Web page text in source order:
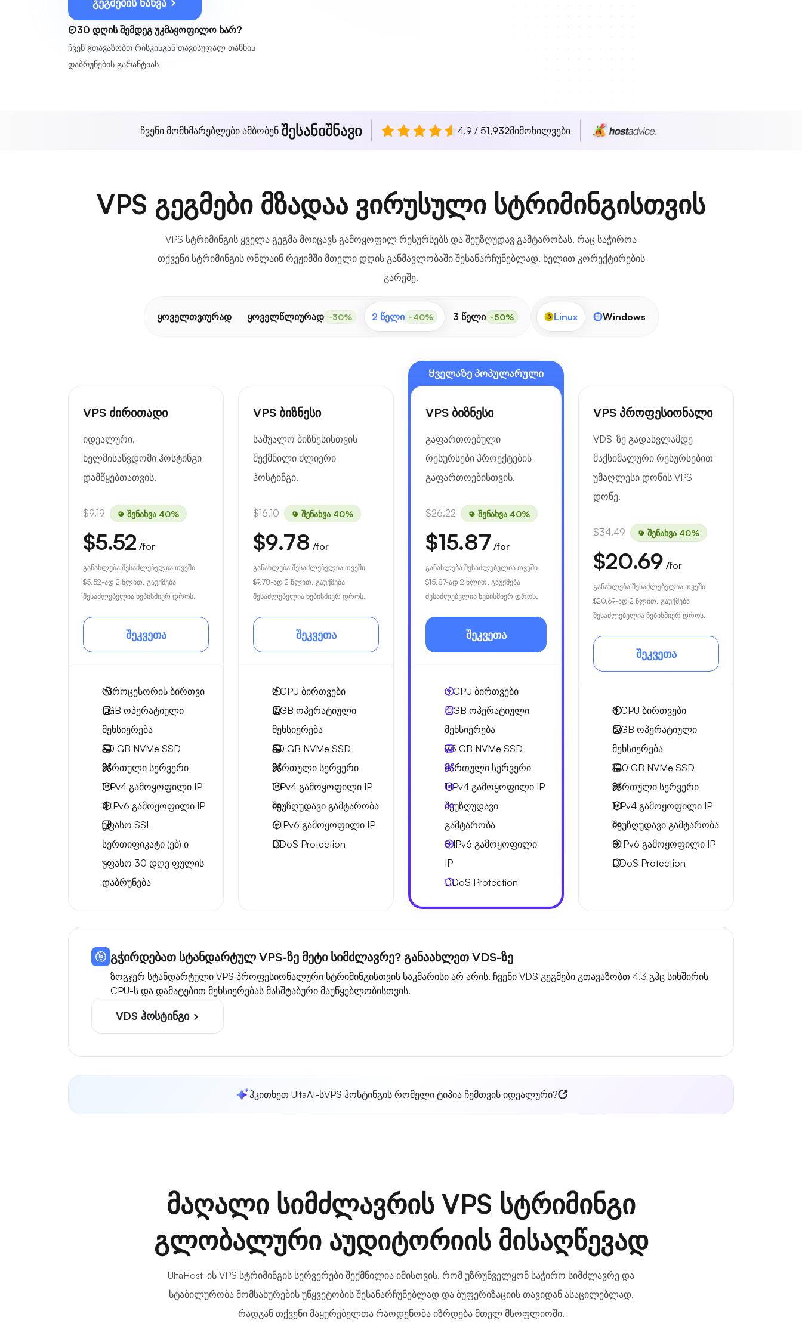
30 დღის შემდეგ უკმაყოფილო ხარ?
ჩვენ გთავაზობთ რისკისგან თავისუფალ თანხის
დაბრუნების გარანტიას
ჩვენი მომხმარებლები ამბობენ შესანიშნავი 4.9 / 51,932მიმოხილვები
VPS გეგმები მზადაა ვირუსული სტრიმინგისთვის
VPS სტრიმინგის ყველა გეგმა მოიცავს გამოყოფილ რესურსებს და შეუზღუდავ გამტარობას, რაც საჭიროა
თქვენი სტრიმინგის ონლაინ რეჟიმში მთელი დღის განმავლობაში შესანარჩუნებლად, ხელით კორექტირების
გარეშე.
ყოველთვიურად ყოველწლიურად -30% 2 წელი -40% 3 წელი -50% Linux Windows
VPS ძირითადი
იდეალური,
ხელმისაწვდომი ჰოსტინგი
დამწყებთათვის.
$9.19 შენახვა 40%
$5.52 /for
განახლება შესაძლებელია თვეში
$5.52-ად 2 წლით. გაუქმება
შესაძლებელია ნებისმიერ დროს.
შეკვეთა
1პროცესორის ბირთვი
1 GB ოპერატიული
მეხსიერება
30 GB NVMe SSD
მართული სერვერი
1 IPv4 გამოყოფილი IP
4 IPv6 გამოყოფილი IP
უფასო SSL
სერთიფიკატი (ებ) ი
უფასო 30 დღე ფულის
დაბრუნება
VPS ბიზნესი
საშუალო ბიზნესისთვის
შექმნილი ძლიერი
ჰოსტინგი.
$16.10 შენახვა 40%
$9.78 /for
განახლება შესაძლებელია თვეში
$9.78-ად 2 წლით. გაუქმება
შესაძლებელია ნებისმიერ დროს.
შეკვეთა
2CPU ბირთვები
2 GB ოპერატიული
მეხსიერება
50 GB NVMe SSD
მართული სერვერი
1 IPv4 გამოყოფილი IP
შეუზღუდავი გამტარობა
6 IPv6 გამოყოფილი IP
DDoS Protection
Ყველაზე პოპულარული
VPS ბიზნესი
გაფართოებული
რესურსები პროექტების
გაფართოებისთვის.
$26.22 შენახვა 40%
$15.87 /for
განახლება შესაძლებელია თვეში
$15.87-ად 2 წლით. გაუქმება
შესაძლებელია ნებისმიერ დროს.
შეკვეთა
3CPU ბირთვები
4 GB ოპერატიული
მეხსიერება
75 GB NVMe SSD
მართული სერვერი
1 IPv4 გამოყოფილი IP
შეუზღუდავი
გამტარობა
8 IPv6 გამოყოფილი
IP
DDoS Protection
VPS პროფესიონალი
VDS-ზე გადასვლამდე
მაქსიმალური რესურსებით
უმაღლესი დონის VPS
დონე.
$34.49 შენახვა 40%
$20.69 /for
განახლება შესაძლებელია თვეში
$20.69-ად 2 წლით. გაუქმება
შესაძლებელია ნებისმიერ დროს.
შეკვეთა
4CPU ბირთვები
6 GB ოპერატიული
მეხსიერება
100 GB NVMe SSD
მართული სერვერი
1 IPv4 გამოყოფილი IP
შეუზღუდავი გამტარობა
8 IPv6 გამოყოფილი IP
DDoS Protection
გჭირდებათ სტანდარტულ VPS-ზე მეტი სიმძლავრე? განაახლეთ VDS-ზე
ზოგჯერ სტანდარტული VPS პროფესიონალური სტრიმინგისთვის საკმარისი არ არის. ჩვენი VDS გეგმები გთავაზობთ 4.3 გჰც სიხშირის
CPU-ს და დამატებით მეხსიერებას მასშტაბური მაუწყებლობისთვის.
VDS ჰოსტინგი
ჰკითხეთ UltaAI-სVPS ჰოსტინგის რომელი ტიპია ჩემთვის იდეალური?
მაღალი სიმძლავრის VPS სტრიმინგი
გლობალური აუდიტორიის მისაღწევად
UltaHost-ის VPS სტრიმინგის სერვერები შექმნილია იმისთვის, რომ უზრუნველყონ საჭირო სიმძლავრე და
სტაბილურობა მომსახურების უწყვეტობის შესანარჩუნებლად და ბუფერიზაციის თავიდან ასაცილებლად,
რადგან თქვენი მაყურებელთა რაოდენობა იზრდება მთელ მსოფლიოში.